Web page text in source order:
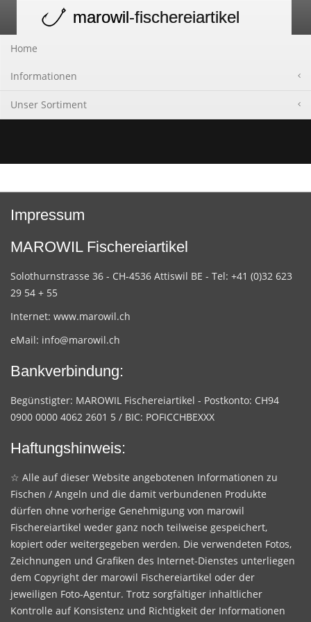
navigation
marowil-fischereiartikel
Home
Informationen
Unser Sortiment
Impressum
MAROWIL Fischereiartikel
Solothurnstrasse 36 - CH-4536 Attiswil BE - Tel: +41 (0)32 623
29 54 + 55
Internet: www.marowil.ch
eMail: info@marowil.ch
Bankverbindung:
Begünstigter: MAROWIL Fischereiartikel - Postkonto: CH94
0900 0000 4062 2601 5 / BIC: POFICCHBEXXX
Haftungshinweis:
☆ Alle auf dieser Website angebotenen Informationen zu
Fischen / Angeln und die damit verbundenen Produkte
dürfen ohne vorherige Genehmigung von marowil
Fischereiartikel weder ganz noch teilweise gespeichert,
kopiert oder weitergegeben werden. Die verwendeten Fotos,
Zeichnungen und Grafiken des Internet-Dienstes unterliegen
dem Copyright der marowil Fischereiartikel oder der
jeweiligen Foto-Agentur. Trotz sorgfältiger inhaltlicher
Kontrolle auf Konsistenz und Richtigkeit der Informationen